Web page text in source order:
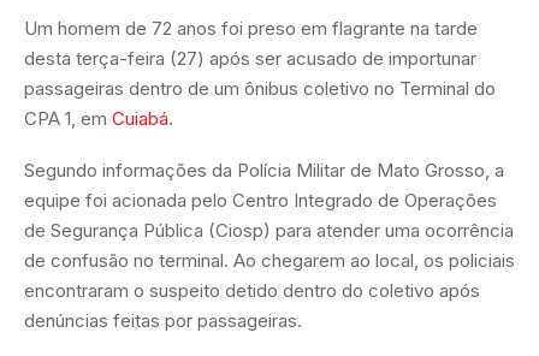
Um homem de 72 anos foi preso em flagrante na tarde
desta terça-feira (27) após ser acusado de importunar
passageiras dentro de um ônibus coletivo no Terminal do
CPA 1, em Cuiabá.
Segundo informações da Polícia Militar de Mato Grosso, a
equipe foi acionada pelo Centro Integrado de Operações
de Segurança Pública (Ciosp) para atender uma ocorrência
de confusão no terminal. Ao chegarem ao local, os policiais
encontraram o suspeito detido dentro do coletivo após
denúncias feitas por passageiras.